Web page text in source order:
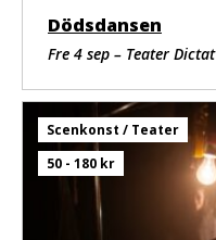
Dödsdansen
Fre 4 sep – Teater Dictat
Scenkonst / Teater
50 - 180 kr